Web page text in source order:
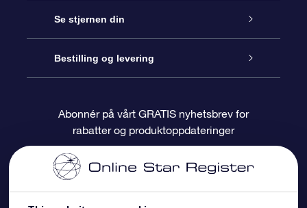
Kontakt oss
Bloggen
Anmeldelser
Online Stjernegave
OSR Gavepakke
OSR-gavekortet
Bedriftsgaver
Se stjernen din
Star Register
Pesontilpasset stjerneside
One Million Stars
Bestilling og levering
Betalingsinformasjon
Fraktinformasjon
Abonnér på vårt GRATIS nyhetsbrev for
rabatter og produktoppdateringer